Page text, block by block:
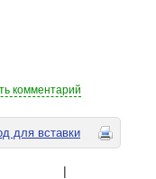
комментарий
для вставки
|